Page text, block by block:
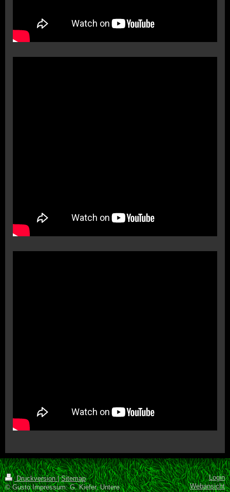
Druckversion| Sitemap
© Gusto Impressum: G. Kiefer, Untere
Login
Webansicht